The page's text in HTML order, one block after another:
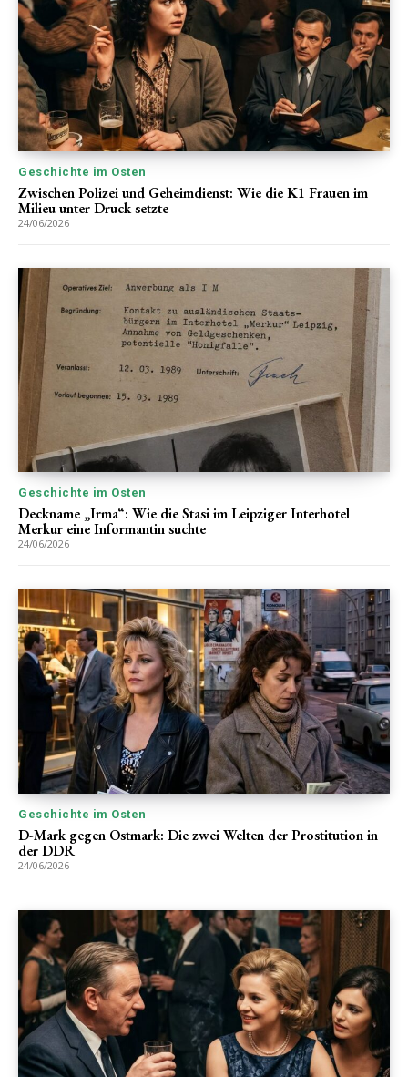
Geschichte im Osten
Zwischen Polizei und Geheimdienst: Wie die K1 Frauen im
Milieu unter Druck setzte
24/06/2026
Geschichte im Osten
Deckname „Irma“: Wie die Stasi im Leipziger Interhotel
Merkur eine Informantin suchte
24/06/2026
Geschichte im Osten
D-Mark gegen Ostmark: Die zwei Welten der Prostitution in
der DDR
24/06/2026